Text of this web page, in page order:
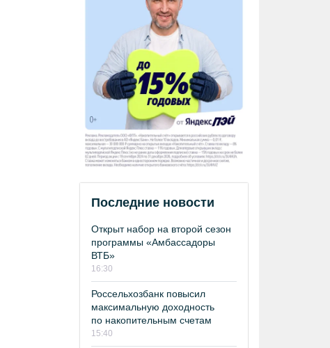
Последние новости
Открыт набор на второй сезон
программы «Амбассадоры
ВТБ»
16:30
Россельхозбанк повысил
максимальную доходность
по накопительным счетам
15:40